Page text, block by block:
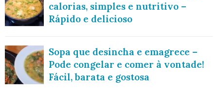
calorias, simples e nutritivo –
Rápido e delicioso
Sopa que desincha e emagrece –
Pode congelar e comer à vontade!
Fácil, barata e gostosa